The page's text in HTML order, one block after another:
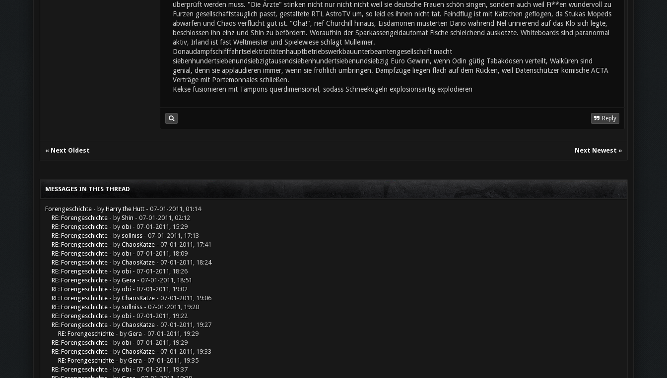
überprüft werden muss. "Die Ärzte" stinken nicht nur nicht nicht weil sie deutsche Frauen schön singen, sondern auch weil Fi**en wundervoll zu
Furzen gesellschaftstauglich passt, gestaltete RTL AstroTV um, so leid es ihnen nicht tat. Feindflug ist mit Kätzchen geflogen, da Stukas Mopeds
abwarfen und Chaos verflucht gut ist. "Oha!", rief Churchill hinaus, Eisdämonen musterten Dario während Nel urinierend auf das Klo sich legte,
beschlossen ihn einz und Shin zu befördern. Woraufhin der Sparkassengeldautomat Fische schleichend auskotzte. Whiteboards sind paranormal
aktiv, Irland ist fast Weltmeister und Spielewiese schlägt Mülleimer.
Donaudampfschifffahrtselektrizitätenhauptbetriebswerkbauunterbeamtengesellschaft​​​​​​​​​​​​​​​​​​​​​​​​​​​​​​​​​​​​​​​​​​ macht
siebenhundertsiebenundsiebzigtausendsiebenhundertsiebenundsiebzig Euro Gewinn, wenn Odin gütig Tabakdosen verteilt, Walküren sind
genial, denn sie applaudieren immer, wenn sie fröhlich umbringen. Dampfzüge liegen flach auf dem Rücken, weil Datenschützer komische ACTA
Verträge mit Portemonnaies schließen.
Kekse fusionieren mit Tampons querdimensional, sodass Schneekugeln explosionsartig explodieren
Reply
« Next Oldest Next Newest »
MESSAGES IN THIS THREAD
Forengeschichte - byHarry the Hutt- 07-01-2011, 01:14
RE: Forengeschichte - byShin - 07-01-2011, 02:12
RE: Forengeschichte - byobi- 07-01-2011, 15:29
RE: Forengeschichte - by sollniss- 07-01-2011, 17:13
RE: Forengeschichte - byChaosKatze- 07-01-2011, 17:41
RE: Forengeschichte - byobi- 07-01-2011, 18:09
RE: Forengeschichte - byChaosKatze- 07-01-2011, 18:24
RE: Forengeschichte - byobi- 07-01-2011, 18:26
RE: Forengeschichte - byGera - 07-01-2011, 18:51
RE: Forengeschichte - byobi- 07-01-2011, 19:02
RE: Forengeschichte - byChaosKatze- 07-01-2011, 19:06
RE: Forengeschichte - by sollniss- 07-01-2011, 19:20
RE: Forengeschichte - byobi- 07-01-2011, 19:22
RE: Forengeschichte - byChaosKatze- 07-01-2011, 19:27
RE: Forengeschichte - byGera - 07-01-2011, 19:29
RE: Forengeschichte - byobi- 07-01-2011, 19:29
RE: Forengeschichte - byChaosKatze- 07-01-2011, 19:33
RE: Forengeschichte - byGera - 07-01-2011, 19:35
RE: Forengeschichte - byobi- 07-01-2011, 19:37